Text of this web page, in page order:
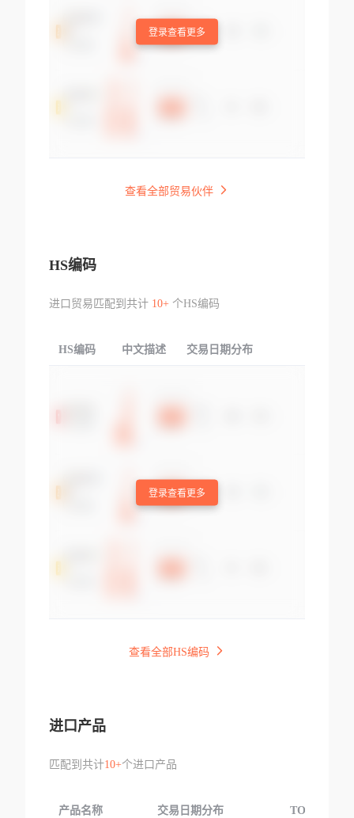
登录查看更多
查看全部贸易伙伴
HS编码
进口贸易匹配到共计 10+个HS编码
HS编码 中文描述 交易日期分布
登录查看更多
查看全部HS编码
进口产品
匹配到共计10+个进口产品
产品名称 交易日期分布 TOP3交易国